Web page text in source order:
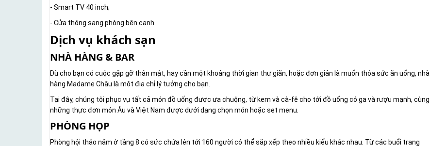
- Smart TV 40 inch;
- Cửa thông sang phòng bên cạnh.
Dịch vụ khách sạn
NHÀ HÀNG & BAR
Dù cho bạn có cuộc gặp gỡ thân mật, hay cần một khoảng thời gian thư giãn, hoặc đơn giản là muốn thỏa sức ăn uống, nhà
hàng Madame Châu là một địa chỉ lý tưởng cho bạn.
Tại đây, chúng tôi phục vụ tất cả món đồ uống được ưa chuộng, từ kem và cà-fê cho tới đồ uống có ga và rượu mạnh, cùng
những thực đơn món Âu và Việt Nam được dưới dạng chọn món hoặc set menu.
PHÒNG HỌP
Phòng hội thảo nằm ở tầng 8 có sức chứa lên tới 160 người có thể sắp xếp theo nhiều kiểu khác nhau. Từ các buổi trang